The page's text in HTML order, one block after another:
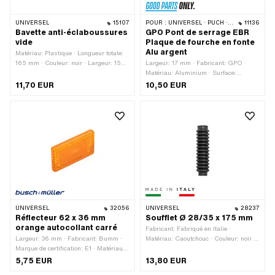
UNIVERSEL 15107
Bavette anti-éclaboussures
vide
Matériau: Plastique · Longueur totale:
165 mm · Couleur: noir · Largeur: 150
pcs · Type de fixation: vis et écrous
11,70 EUR
POUR : UNIVERSEL · PUCH · SACHS · PONY / CILO (BÊTA 521 & 512) · PIAGGIO 11136
GPO Pont de serrage EBR
Plaque de fourche en fonte
Alu argent
Largeur: 17 mm · Fabricant: GPO ·
Matériau: Aluminium · Surface:
anodisé · Couleur: argent · Longueur
fixation: 6.4 mm · Nombre de points de
10,50 EUR
UNIVERSEL 32056
Réflecteur 62 x 36 mm
orange autocollant carré
Largeur: 36 mm · Fabricant: Bumm ·
Marque de certification: E1 · Matériau:
Plastique · Longueur totale: 62 mm ·
5,75 EUR
UNIVERSEL 28237
Soufflet Ø 28/35 x 175 mm
Fabricant: Fabriqué en Italie ·
Matériau: Caoutchouc · Couleur: noir ·
mm · Longueur totale: 175 mm
13,80 EUR